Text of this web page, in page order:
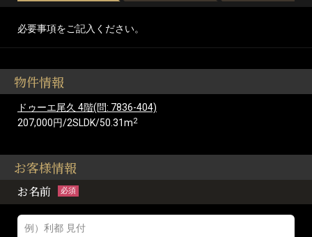
必要事項をご記入ください。
物件情報
ドゥーエ尾久 4階(問: 7836-404)
207,000円/2SLDK/50.31m2
お客様情報
お名前 必須